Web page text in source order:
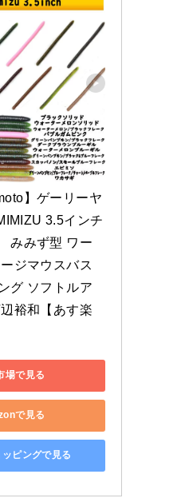
】ゲーリーヤ
3.5インチ
みみず型 ワー
ジマウスバス
グ ソフトルア
裕和【あす楽
場で見る
で見る
ピングで見る